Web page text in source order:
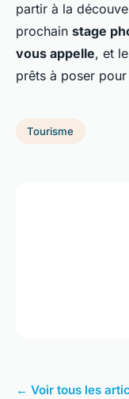
partir à la
prochain stage
vous appelle, et
prêts à poser
Tourisme
← Voir tous les